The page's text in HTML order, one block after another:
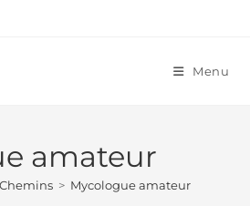
Menu
amateur
Chemins > Mycologue amateur